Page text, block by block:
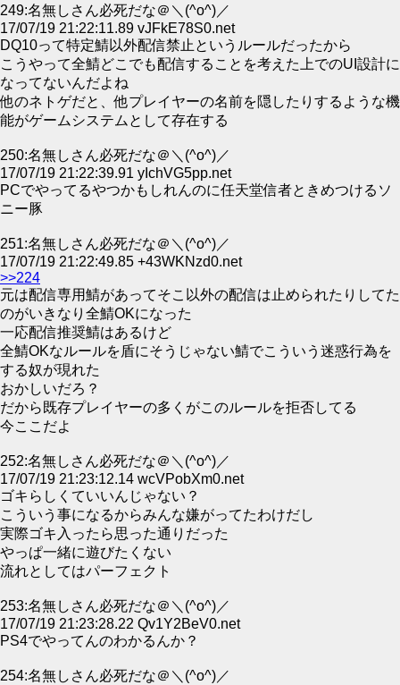
249:名無しさん必死だな＠＼(^o^)／
17/07/19 21:22:11.89 vJFkE78S0.net
DQ10って特定鯖以外配信禁止というルールだったから
こうやって全鯖どこでも配信することを考えた上でのUI設計に
なってないんだよね
他のネトゲだと、他プレイヤーの名前を隠したりするような機
能がゲームシステムとして存在する
250:名無しさん必死だな＠＼(^o^)／
17/07/19 21:22:39.91 yIchVG5pp.net
PCでやってるやつかもしれんのに任天堂信者ときめつけるソ
ニー豚
251:名無しさん必死だな＠＼(^o^)／
17/07/19 21:22:49.85 +43WKNzd0.net
>>224
元は配信専用鯖があってそこ以外の配信は止められたりしてた
のがいきなり全鯖OKになった
一応配信推奨鯖はあるけど
全鯖OKなルールを盾にそうじゃない鯖でこういう迷惑行為を
する奴が現れた
おかしいだろ？
だから既存プレイヤーの多くがこのルールを拒否してる
今ここだよ
252:名無しさん必死だな＠＼(^o^)／
17/07/19 21:23:12.14 wcVPobXm0.net
ゴキらしくていいんじゃない？
こういう事になるからみんな嫌がってたわけだし
実際ゴキ入ったら思った通りだった
やっぱ一緒に遊びたくない
流れとしてはパーフェクト
253:名無しさん必死だな＠＼(^o^)／
17/07/19 21:23:28.22 Qv1Y2BeV0.net
PS4でやってんのわかるんか？
254:名無しさん必死だな＠＼(^o^)／